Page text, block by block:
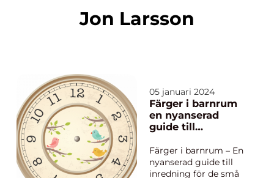
Jon Larsson
05 januari 2024
Färger i barnrum
en nyanserad
guide till
små
Färger i barnrum – En
nyanserad guide till
inredning för de små